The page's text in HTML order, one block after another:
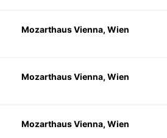
Mozarthaus Vienna, Wien
Mozarthaus Vienna, Wien
Mozarthaus Vienna, Wien